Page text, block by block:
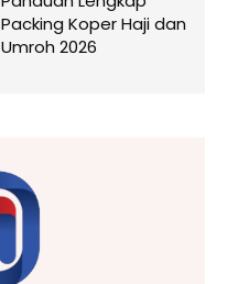
Packing Koper Haji dan
Umroh 2026